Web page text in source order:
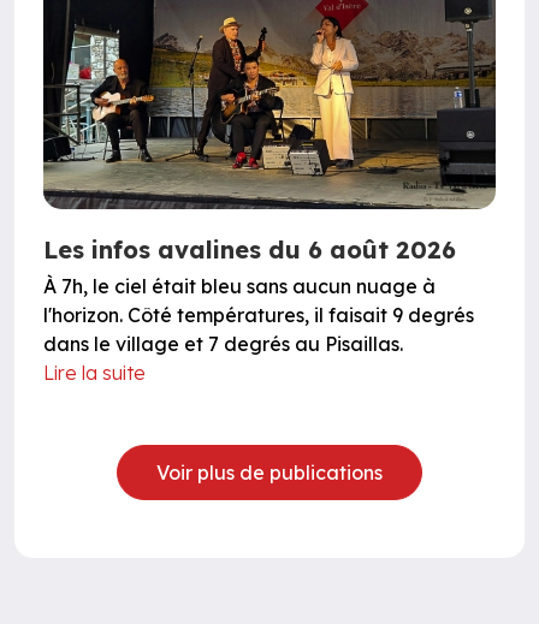
Les infos avalines du 6 août 2026
À 7h, le ciel était bleu sans aucun nuage à
l'horizon. Côté températures, il faisait 9 degrés
dans le village et 7 degrés au Pisaillas.
Lire la suite
Voir plus de publications